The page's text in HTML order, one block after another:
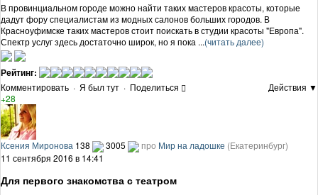
В провинциальном городе можно найти таких мастеров красоты, которые
дадут фору специалистам из модных салонов больших городов. В
Красноуфимске таких мастеров стоит поискать в студии красоты "Европа".
Спектр услуг здесь достаточно широк, но я пока ...(читать далее)
Рейтинг:
Комментировать · Я был тут · Поделиться
Действия ▼
+28
Ксения Миронова 138 3005 про Мир на ладошке (Екатеринбург)
11 сентября 2016 в 14:41
Для первого знакомства с театром